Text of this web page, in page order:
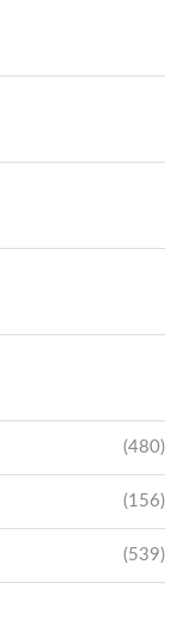
(480)
(156)
(539)